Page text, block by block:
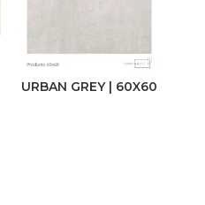
URBAN GREY | 60X60